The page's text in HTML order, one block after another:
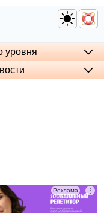
уровня
⋮
Реклама